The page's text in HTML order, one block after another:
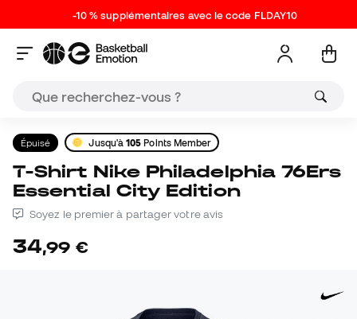
-10 % supplémentaires avec le code FLDAY10
Épuisé Jusqu'à105 Points Member
T-Shirt Nike Philadelphia 76Ers
Essential City Edition
Soyez le premier à partager votre avis
34,99 €